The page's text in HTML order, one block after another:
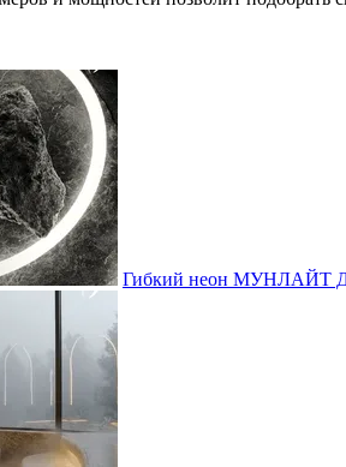
Гибкий неон МУНЛАЙТ